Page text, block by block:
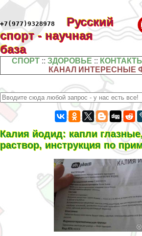
+7(977)9328978
Русский
спорт - научная
база
СПОРТ ::ЗДОРОВЬЕ :: КОНТАКТЫ
КАНАЛ ИНТЕРЕСНЫЕ
Калия йодид: капли
раствор, инструкция по